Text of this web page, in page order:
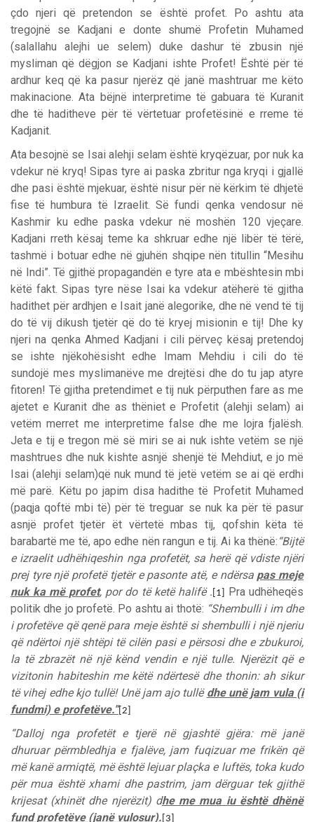
çdo njeri që pretendon se është profet. Po ashtu ata
tregojnë se Kadjani e donte shumë Profetin Muhamed
(salallahu alejhi ue selem) duke dashur të zbusin një
mysliman që dëgjon se Kadjani ishte Profet! Është për të
ardhur keq që ka pasur njerëz që janë mashtruar me këto
makinacione. Ata bëjnë interpretime të gabuara të Kuranit
dhe të haditheve për të vërtetuar profetësinë e rreme të
Kadjanit.
Ata besojnë se Isai alehji selam është kryqëzuar, por nuk ka
vdekur në kryq! Sipas tyre ai paska zbritur nga kryqi i gjallë
dhe pasi është mjekuar, është nisur për në kërkim të dhjetë
fise të humbura të Izraelit. Së fundi qenka vendosur në
Kashmir ku edhe paska vdekur në moshën 120 vjeçare.
Kadjani rreth kësaj teme ka shkruar edhe një libër të tërë,
tashmë i botuar edhe në gjuhën shqipe nën titullin “Mesihu
në Indi”. Të gjithë propagandën e tyre ata e mbështesin mbi
këtë fakt. Sipas tyre nëse Isai ka vdekur atëherë të gjitha
hadithet për ardhjen e Isait janë alegorike, dhe në vend të tij
do të vij dikush tjetër që do të kryej misionin e tij! Dhe ky
njeri na qenka Ahmed Kadjani i cili përveç kësaj pretendoj
se ishte njëkohësisht edhe Imam Mehdiu i cili do të
sundojë mes myslimanëve me drejtësi dhe do tu jap atyre
fitoren! Të gjitha pretendimet e tij nuk përputhen fare as me
ajetet e Kuranit dhe as thëniet e Profetit (alehji selam) ai
vetëm merret me interpretime false dhe me lojra fjalësh.
Jeta e tij e tregon më së miri se ai nuk ishte vetëm se një
mashtrues dhe nuk kishte asnjë shenjë të Mehdiut, e jo më
Isai (alehji selam)që nuk mund të jetë vetëm se ai që erdhi
më parë. Këtu po japim disa hadithe të Profetit Muhamed
(paqja qoftë mbi të) për të treguar se nuk ka për të pasur
asnjë profet tjetër ët vërtetë mbas tij, qofshin këta të
barabartë me të, apo edhe nën rangun e tij. Ai ka thënë: “Bijtë
e izraelit udhëhiqeshin nga profetët, sa herë që vdiste njëri
prej tyre një profetë tjetër e pasonte atë, e ndërsa pas meje
nuk ka më profet, por do të ketë halifë . [1]
Pra udhëheqës
politik dhe jo profetë. Po ashtu ai thotë: “Shembulli i im dhe
i profetëve që qenë para meje është si shembulli i një njeriu
që ndërtoi një shtëpi të cilën pasi e përsosi dhe e zbukuroi,
la të zbrazët në një kënd vendin e një tulle. Njerëzit që e
vizitonin habiteshin me këtë ndërtesë dhe thonin: ah sikur
të vihej edhe kjo tullë! Unë jam ajo tullë dhe unë jam vula (i
fundmi) e profetëve.” [2]
“Dalloj nga profetët e tjerë në gjashtë gjëra: më janë
dhuruar përmbledhja e fjalëve, jam fuqizuar me frikën që
më kanë armiqtë, më është lejuar plaçka e luftës, toka kudo
për mua është xhami dhe pastrim, jam dërguar tek gjithë
krijesat (xhinët dhe njerëzit) dhe me mua iu është dhënë
fund profetëve (janë vulosur). [3]